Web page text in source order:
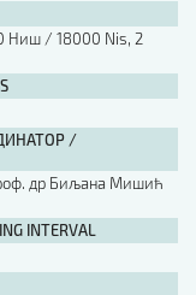
Ниш / 18000 Nis, 2
/
др Биљана Мишић
INTERVAL